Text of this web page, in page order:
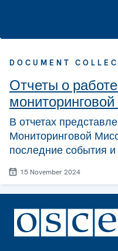
DOCUMENT
Отчеты о
В отчетах
Мониторинговой
последние события и
15 November 2024